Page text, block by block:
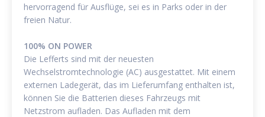
hervorragend für Ausflüge, sei es in Parks oder in der
freien Natur.
100% ON POWER
Die Lefferts sind mit der neuesten
Wechselstromtechnologie (AC) ausgestattet. Mit einem
externen Ladegerät, das im Lieferumfang enthalten ist,
können Sie die Batterien dieses Fahrzeugs mit
Netzstrom aufladen. Das Aufladen mit dem